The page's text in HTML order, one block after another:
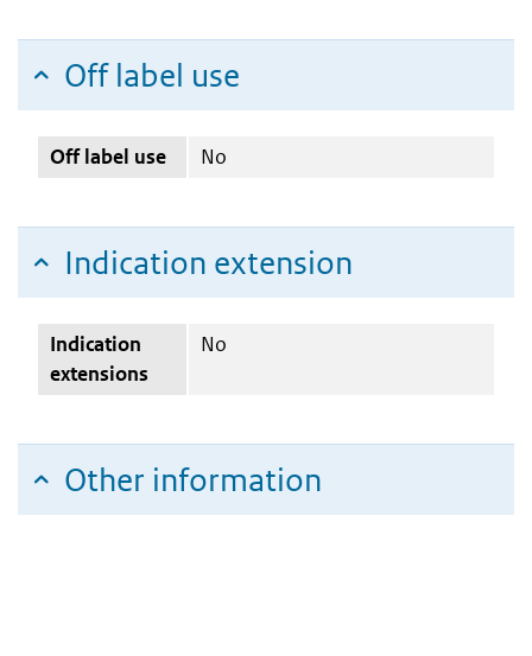
Off label use
Off label use No
Indication extension
Indication
extensions
No
Other information